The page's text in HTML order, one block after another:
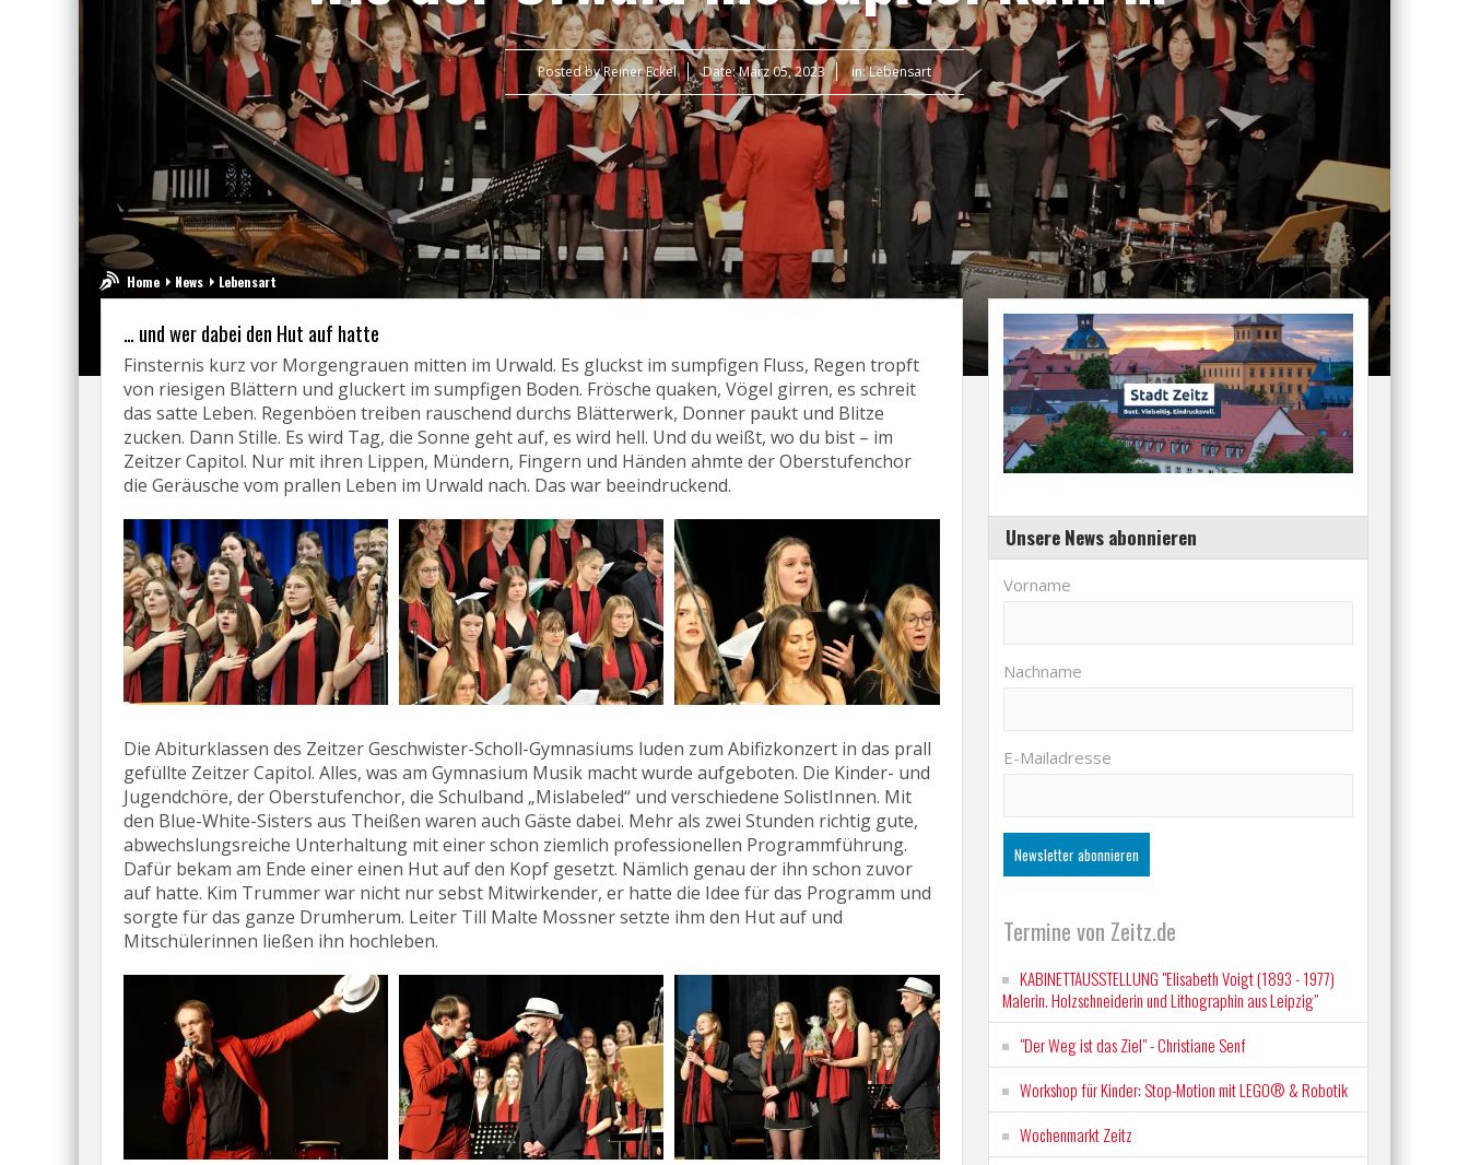
Posted byReiner Eckel Date:März 05, 2023 in:Lebensart
Home News Lebensart
… und wer dabei den Hut auf hatte
Finsternis kurz vor Morgengrauen mitten im Urwald. Es gluckst im sumpfigen Fluss, Regen tropft
von riesigen Blättern und gluckert im sumpfigen Boden. Frösche quaken, Vögel girren, es schreit
das satte Leben. Regenböen treiben rauschend durchs Blätterwerk, Donner paukt und Blitze
zucken. Dann Stille. Es wird Tag, die Sonne geht auf, es wird hell. Und du weißt, wo du bist – im
Zeitzer Capitol. Nur mit ihren Lippen, Mündern, Fingern und Händen ahmte der Oberstufenchor
die Geräusche vom prallen Leben im Urwald nach. Das war beeindruckend.
Die Abiturklassen des Zeitzer Geschwister-Scholl-Gymnasiums luden zum Abifizkonzert in das prall
gefüllte Zeitzer Capitol. Alles, was am Gymnasium Musik macht wurde aufgeboten. Die Kinder- und
Jugendchöre, der Oberstufenchor, die Schulband „Mislabeled“ und verschiedene SolistInnen. Mit
den Blue-White-Sisters aus Theißen waren auch Gäste dabei. Mehr als zwei Stunden richtig gute,
abwechslungsreiche Unterhaltung mit einer schon ziemlich professionellen Programmführung.
Dafür bekam am Ende einer einen Hut auf den Kopf gesetzt. Nämlich genau der ihn schon zuvor
auf hatte. Kim Trummer war nicht nur sebst Mitwirkender, er hatte die Idee für das Programm und
sorgte für das ganze Drumherum. Leiter Till Malte Mossner setzte ihm den Hut auf und
Mitschülerinnen ließen ihn hochleben.
Unsere News abonnieren
Vorname
Nachname
E-Mailadresse
Termine von Zeitz.de
KABINETTAUSSTELLUNG "Elisabeth Voigt (1893 - 1977)
Malerin. Holzschneiderin und Lithographin aus Leipzig"
"Der Weg ist das Ziel" - Christiane Senf
Workshop für Kinder: Stop-Motion mit LEGO® & Robotik
Wochenmarkt Zeitz